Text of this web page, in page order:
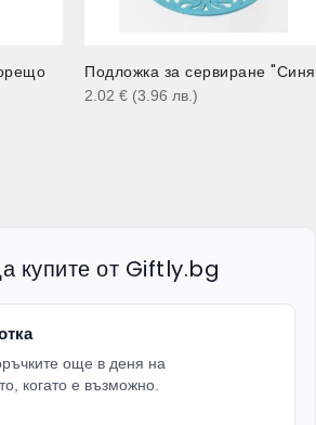
Подложка за сервиране
2.02 € (3.96 лв. )
купите от Giftly.bg
още в деня на
когато е възможно.